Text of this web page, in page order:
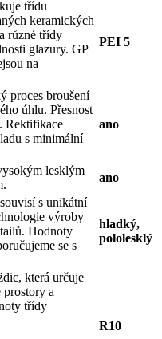
třídu
keramických
různé třídy
glazury. GP
na
PEI 5
proces broušení
úhlu. Přesnost
Rektifikace
s minimální
ano
lesklým
ano
s unikátní
výroby
Hodnoty
se s
hladký,
pololesklý
která určuje
a
třídy
R10